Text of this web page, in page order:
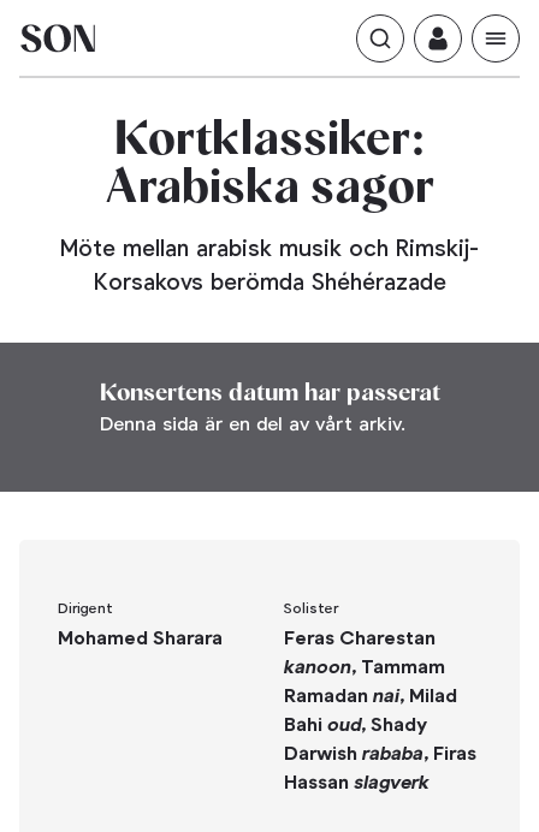
Kortklassiker:
Arabiska sagor
Möte mellan arabisk musik och Rimskij-
Korsakovs berömda Shéhérazade
Konsertens datum har passerat
Denna sida är en del av vårt arkiv.
Dirigent
Mohamed Sharara
Solister
Feras Charestan
kanoon, Tammam
Ramadan nai, Milad
Bahi oud, Shady
Darwish rababa, Firas
Hassan slagverk